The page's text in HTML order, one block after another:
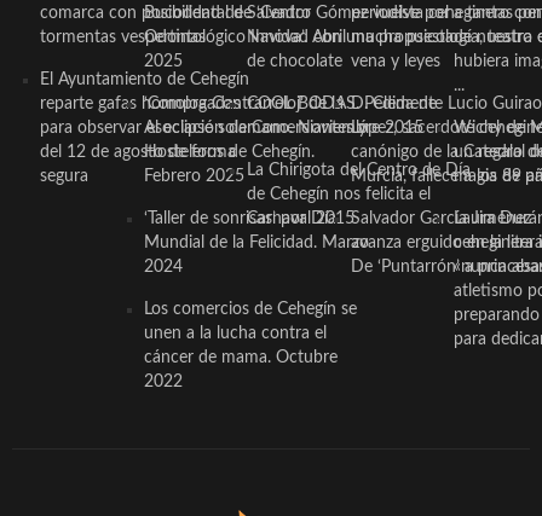
comarca con posibilidad de
tormentas vespertinas
El Ayuntamiento de Cehegín
reparte gafas homologadas
para observar el eclipse solar
del 12 de agosto de forma
segura
Bucodental de ‘Centro
Odontológico Innova’. Abril
2025
‘Compra Contrarreloj’ de la
Asociación de Comerciantes y
Hosteleros de Cehegín.
Febrero 2025
‘Taller de sonrisas’ por Día
Mundial de la Felicidad. Marzo
2024
Los comercios de Cehegín se
unen a la lucha contra el
cáncer de mama. Octubre
2022
Salvador Gómez vuelve por
Navidad con una propuesta
de chocolate
COOL BODAS. Pedida de
mano. Noviembre 2015
La Chirigota del Centro de Día
de Cehegín nos felicita el
Carnaval 2015
periodista ceheginero con
mucha psicología, teatro
vena y leyes
D. Clemente Lucio Guirao
López, sacerdote
canónigo de la Catedral
Murcia, fallece a los 89
Salvador García Jiménez
avanza erguido en la
De ‘Puntarrón’ a
a tantas
de nuestra
hubiera
...
Wichy de
un regalo
magia de
Laura
ceheginera
«nunca
atletismo
para